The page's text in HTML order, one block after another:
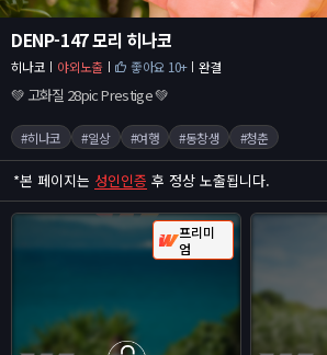
DENP-147 모리 히나코
히나코 야외노출 좋아요 10+ 완결
💚 고화질 28pic Prestige 💚
#히나코 #일상 #여행 #동창생 #청춘
*본 페이지는 성인인증 후 정상 노출됩니다.
프리미
엄